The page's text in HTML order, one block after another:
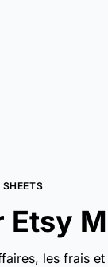
Etsy
les frais